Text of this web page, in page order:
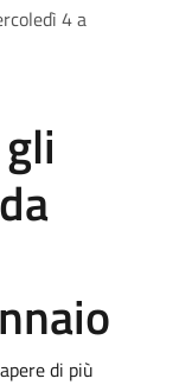
4 a
di più